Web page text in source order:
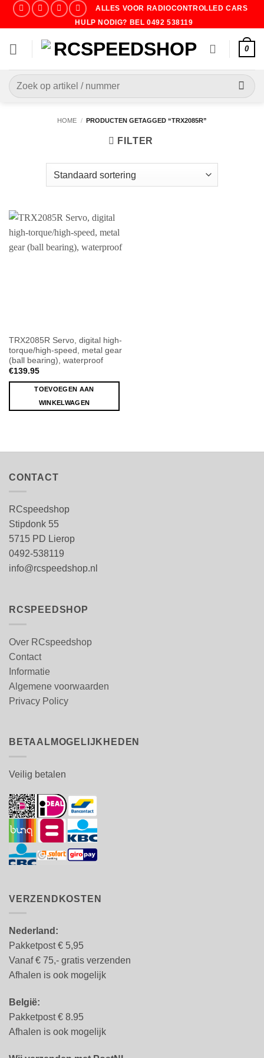
ALLES VOOR RADIOCONTROLLED CARS
HULP NODIG? BEL 0492 538119
0
Zoeken
naar:
HOME / PRODUCTEN GETAGGED “TRX2085R”
FILTER
TRX2085R Servo, digital high-
torque/high-speed, metal gear
(ball bearing), waterproof
€139.95
TOEVOEGEN AAN
WINKELWAGEN
CONTACT
RCspeedshop
Stipdonk 55
5715 PD Lierop
0492-538119
info@rcspeedshop.nl
RCSPEEDSHOP
Over RCspeedshop
Contact
Informatie
Algemene voorwaarden
Privacy Policy
BETAALMOGELIJKHEDEN
Veilig betalen
VERZENDKOSTEN
Nederland:
Pakketpost € 5,95
Vanaf € 75,- gratis verzenden
Afhalen is ook mogelijk
België:
Pakketpost € 8.95
Afhalen is ook mogelijk